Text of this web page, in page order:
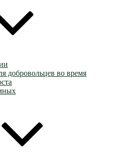
добровольцев во время